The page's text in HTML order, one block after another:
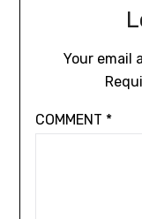
Your email
COMMENT *